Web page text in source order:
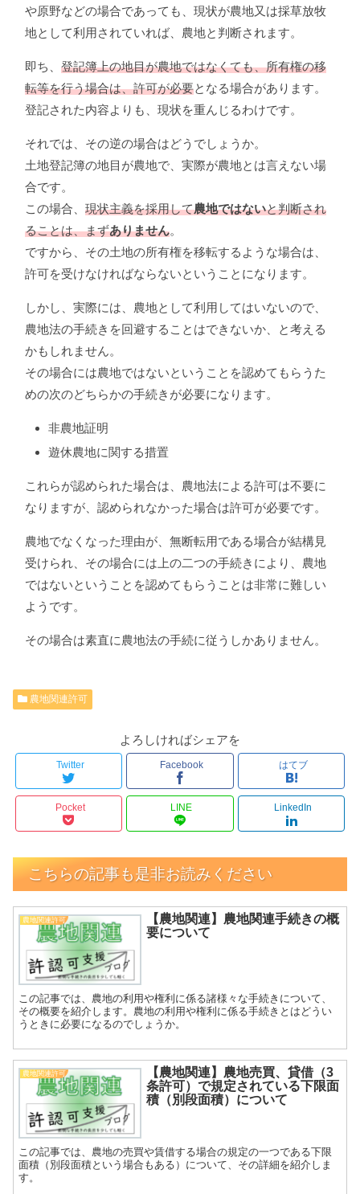
や原野などの場合であっても、現状が農地又は採草放牧
地として利用されていれば、農地と判断されます。
即ち、 登記簿上の地目が農地ではなくても、所有権の移
転等を行う場合は、許可が必要となる場合があります。
登記された内容よりも、現状を重んじるわけです。
それでは、その逆の場合はどうでしょうか。
土地登記簿の地目が農地で、実際が農地とは言えない場
合です。
この場合、 現状主義を採用して農地ではないと判断され
ることは、まずありません。
ですから、その土地の所有権を移転するような場合は、
許可を受けなければならないということになります。
しかし、実際には、農地として利用してはいないので、
農地法の手続きを回避することはできないか、と考える
かもしれません。
その場合には農地ではないということを認めてもらうた
めの次のどちらかの手続きが必要になります。
非農地証明
遊休農地に関する措置
これらが認められた場合は、農地法による許可は不要に
なりますが、認められなかった場合は許可が必要です。
農地でなくなった理由が、無断転用である場合が結構見
受けられ、その場合には上の二つの手続きにより、農地
ではないということを認めてもらうことは非常に難しい
ようです。
その場合は素直に農地法の手続に従うしかありません。
農地関連許可
よろしければシェアを
Twitter Facebook はてブ
Pocket LINE LinkedIn
こちらの記事も是非お読みください
農地関連許可
【農地関連】農地関連手続きの概
要について
この記事では、農地の利用や権利に係る諸様々な手続きについて、
その概要を紹介します。農地の利用や権利に係る手続きとはどうい
うときに必要になるのでしょうか。
農地関連許可
【農地関連】農地売買、貸借（3
条許可）で規定されている下限面
積（別段面積）について
この記事では、農地の売買や賃借する場合の規定の一つである下限
面積（別段面積という場合もある）について、その詳細を紹介しま
す。